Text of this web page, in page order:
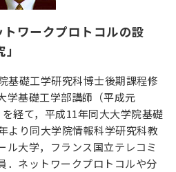
ークプロトコルの設
基礎工学研究科博士後期課程修
学基礎工学部講師（平成元
経て，平成11年同大大学院基礎
より同大学院情報科学研究科教
ル大学，フランス国立テレコミ
．ネットワークプロトコルや分